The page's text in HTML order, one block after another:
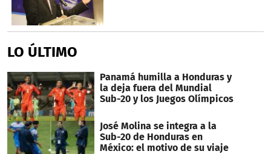
LO ÚLTIMO
Panamá humilla a Honduras y
la deja fuera del Mundial
Sub-20 y los Juegos Olímpicos
José Molina se integra a la
Sub-20 de Honduras en
México: el motivo de su viaje